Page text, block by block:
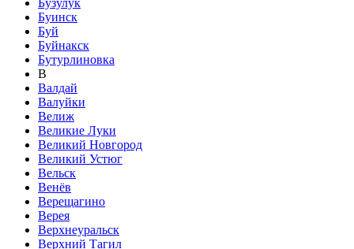
Буинск
Буй
Буйнакск
Бутурлиновка
В
Валдай
Валуйки
Велиж
Великие Луки
Великий Новгород
Великий Устюг
Вельск
Венёв
Верещагино
Верея
Верхнеуральск
Верхний Тагил